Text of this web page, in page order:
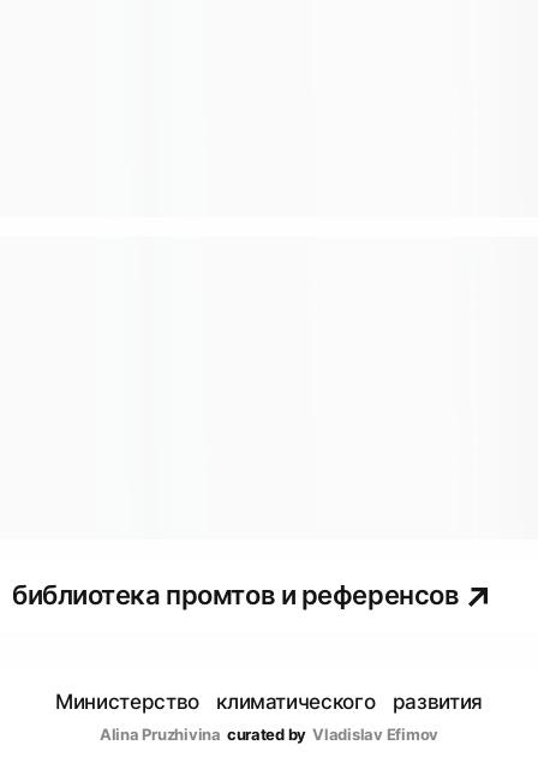
библиотека промтов и референсов
Министерство климатического развития
Alina Pruzhivina curated by Vladislav Efimov